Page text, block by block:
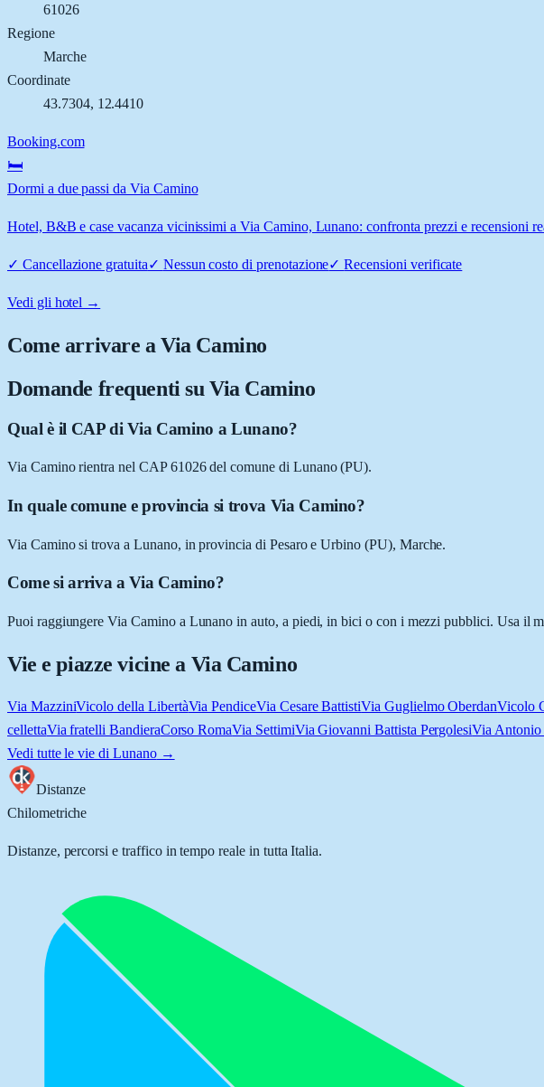
61026
Regione
Marche
Coordinate
43.7304, 12.4410
Booking.com
🛏️
Dormi a due passi da Via Camino
Hotel, B&B e case vacanza vicinissimi a Via Camino, Lunano: confronta prezzi e recensioni
✓ Cancellazione gratuita✓ Nessun costo di prenotazione✓Recensioni verificate
Vedi gli hotel →
Come arrivare aVia Camino
Domande frequenti su Via Camino
Qual è il CAP di Via Camino a Lunano?
Via Camino rientra nel CAP 61026 del comune di Lunano (PU).
In quale comune e provincia si trova Via Camino?
Via Camino si trova a Lunano, in provincia di Pesaro e Urbino (PU), Marche.
Come si arriva a Via Camino?
Puoi raggiungere Via Camino a Lunano in auto, a piedi, in bici o con i mezzi pubblici. Usa il
Vie e piazze vicine a Via Camino
Via MazziniVicolo della LibertàVia PendiceVia Cesare BattistiVia Guglielmo OberdanVicolo
cellettaVia fratelli BandieraCorso RomaVia SettimiVia Giovanni Battista PergolesiVia
Vedi tutte le vie di Lunano→
Distanze
Chilometriche
Distanze, percorsi e traffico in tempo reale in tutta Italia.